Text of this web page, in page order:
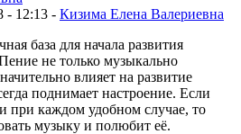
- 12:13 - Кизима Елена Валериевна
база для начала развития
не только музыкально
влияет на развитие
поднимает настроение. Если
при каждом удобном случае, то
музыку и полюбит её.